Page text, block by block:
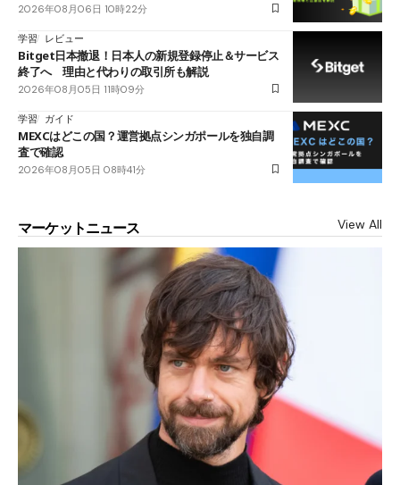
2026年08月06日 10時22分
学習 レビュー
Bitget日本撤退！日本人の新規登録停止＆サービス
終了へ 理由と代わりの取引所も解説
2026年08月05日 11時09分
学習 ガイド
MEXCはどこの国？運営拠点シンガポールを独自調
査で確認
2026年08月05日 08時41分
マーケットニュース View All